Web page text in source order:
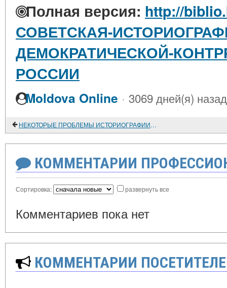
Полная версия: http://
СОВЕТСКАЯ-
ДЕМОКРАТИЧЕСКОЙ-
РОССИИ
Moldova Online · 3069 дней(я) назад
НЕКОТОРЫЕ ПРОБЛЕМЫ ИСТОРИОГРАФИИ СРЕДНЕВЕКОВОГО ЗАКАВКАЗЬЯ
КОММЕНТАРИИ
Сортировка: развернуть все
Комментариев пока нет
КОММЕНТАРИИ